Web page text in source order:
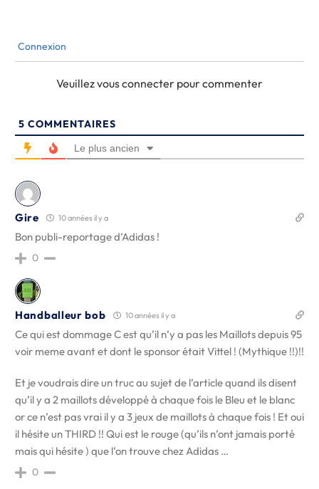
Connexion
Veuillez vous connecter pour commenter
5 COMMENTAIRES
Le plus ancien
Gire 10 années il y a
Bon publi-reportage d’Adidas !
0
Handballeur bob 10 années il y a
Ce qui est dommage C est qu’il n’y a pas les Maillots depuis 95
voir meme avant et dont le sponsor était Vittel ! (Mythique !!)!!
Et je voudrais dire un truc au sujet de l’article quand ils disent
qu’il y a 2 maillots développé à chaque fois le Bleu et le blanc
or ce n’est pas vrai il y a 3 jeux de maillots à chaque fois ! Et oui
il hésite un THIRD !! Qui est le rouge (qu’ils n’ont jamais porté
mais qui hésite ) que l’on trouve chez Adidas …
0